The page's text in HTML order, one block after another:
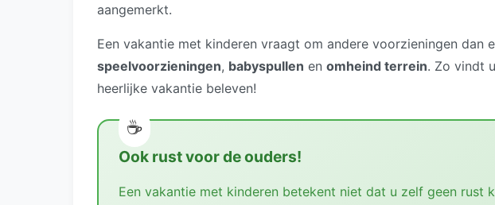
aangemerkt.
Een vakantie met kinderen vraagt om andere voorzieningen
speelvoorzieningen, babyspullen en omheind terrein. Zo vindt
heerlijke vakantie beleven!
Ook rust voor de ouders!
Een vakantie met kinderen betekent niet dat u zelf geen